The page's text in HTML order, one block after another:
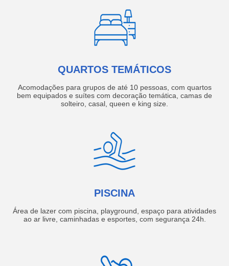
QUARTOS TEMÁTICOS
Acomodações para grupos de até 10 pessoas, com quartos
bem equipados e suítes com decoração temática, camas de
solteiro, casal, queen e king size.
PISCINA
Área de lazer com piscina, playground, espaço para atividades
ao ar livre, caminhadas e esportes, com segurança 24h.